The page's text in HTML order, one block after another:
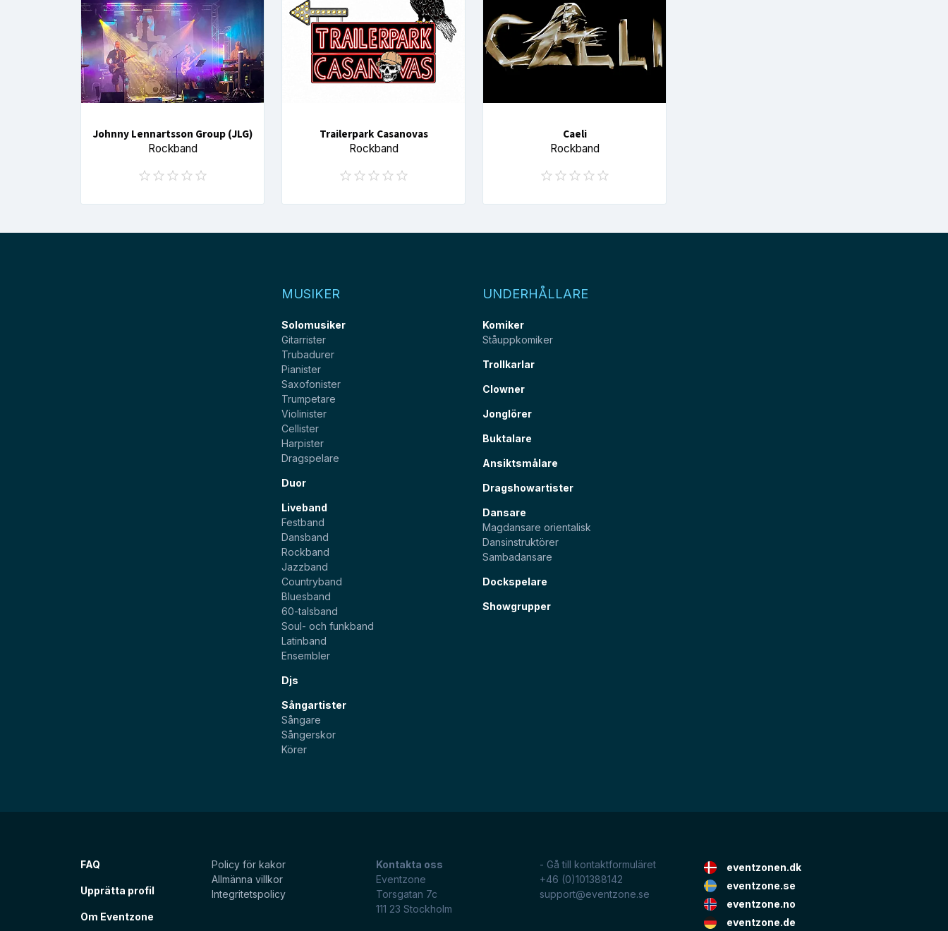
Johnny Lennartsson Group (JLG)
Rockband
Trailerpark Casanovas
Rockband
Caeli
Rockband
MUSIKER
Solomusiker
Gitarrister
Trubadurer
Pianister
Saxofonister
Trumpetare
Violinister
Cellister
Harpister
Dragspelare
Duor
Liveband
Festband
Dansband
Rockband
Jazzband
Countryband
Bluesband
60-talsband
Soul- och funkband
Latinband
Ensembler
Djs
Sångartister
Sångare
Sångerskor
Körer
UNDERHÅLLARE
Komiker
Ståuppkomiker
Trollkarlar
Clowner
Jonglörer
Buktalare
Ansiktsmålare
Dragshowartister
Dansare
Magdansare orientalisk
Dansinstruktörer
Sambadansare
Dockspelare
Showgrupper
FAQ
Upprätta profil
Om Eventzone
Policy för kakor
Allmänna villkor
Integritetspolicy
Kontakta oss
Eventzone
Torsgatan 7c
111 23 Stockholm
- Gå till kontaktformuläret
+46 (0)101388142
support@eventzone.se
eventzonen.dk
eventzone.se
eventzone.no
eventzone.de